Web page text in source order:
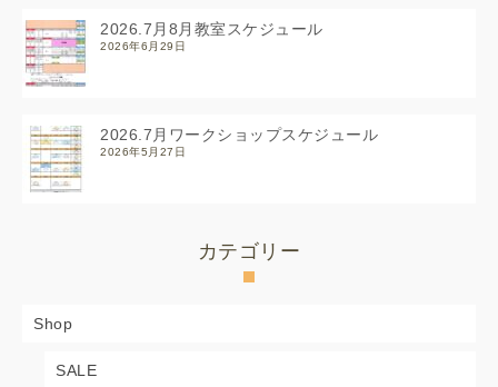
2026.7月8月教室スケジュール
2026年6月29日
2026.7月ワークショップスケジュール
2026年5月27日
カテゴリー
Shop
SALE